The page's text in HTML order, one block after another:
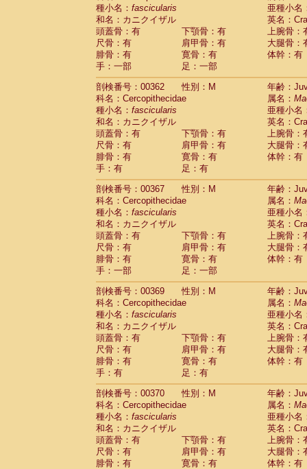
種小名： fascicularis
亜種小名
和名：カニクイザル
英名：
頭蓋骨：有
下顎骨：有
上腕骨：
尺骨：有
肩甲骨：有
大腿骨：
腓骨：有
寛骨：有
体幹：有
手：一部
足：一部
剖検番号：00362
性別：M
年齢：
科名：Cercopithecidae
属名：
種小名： fascicularis
亜種小名
和名：カニクイザル
英名：
頭蓋骨：有
下顎骨：有
上腕骨：
尺骨：有
肩甲骨：有
大腿骨：
腓骨：有
寛骨：有
体幹：有
手：有
足：有
剖検番号：00367
性別：M
年齢：
科名：Cercopithecidae
属名：
種小名： fascicularis
亜種小名
和名：カニクイザル
英名：
頭蓋骨：有
下顎骨：有
上腕骨：
尺骨：有
肩甲骨：有
大腿骨：
腓骨：有
寛骨：有
体幹：有
手：一部
足：一部
剖検番号：00369
性別：M
年齢：
科名：Cercopithecidae
属名：
種小名： fascicularis
亜種小名
和名：カニクイザル
英名：
頭蓋骨：有
下顎骨：有
上腕骨：
尺骨：有
肩甲骨：有
大腿骨：
腓骨：有
寛骨：有
体幹：有
手：有
足：有
剖検番号：00370
性別：M
年齢：
科名：Cercopithecidae
属名：
種小名： fascicularis
亜種小名
和名：カニクイザル
英名：
頭蓋骨：有
下顎骨：有
上腕骨：
尺骨：有
肩甲骨：有
大腿骨：
腓骨：有
寛骨：有
体幹：有